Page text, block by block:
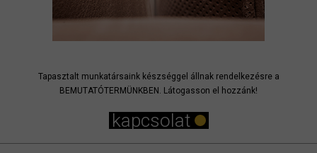
Tapasztalt munkatársaink készséggel állnak rendelkezésre a
BEMUTATÓTERMÜNKBEN. Látogasson el hozzánk!
kapcsolat